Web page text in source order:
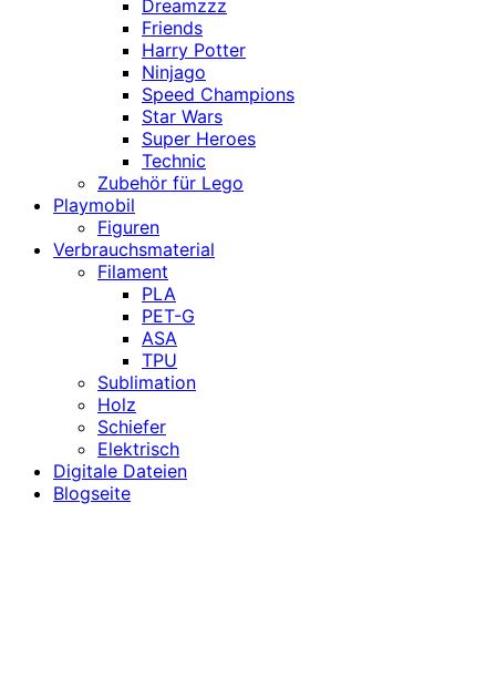
Dreamzzz
Friends
Harry Potter
Ninjago
Speed Champions
Star Wars
Super Heroes
Technic
Zubehör für Lego
Playmobil
Figuren
Verbrauchsmaterial
Filament
PLA
PET-G
ASA
TPU
Sublimation
Holz
Schiefer
Elektrisch
Digitale Dateien
Blogseite